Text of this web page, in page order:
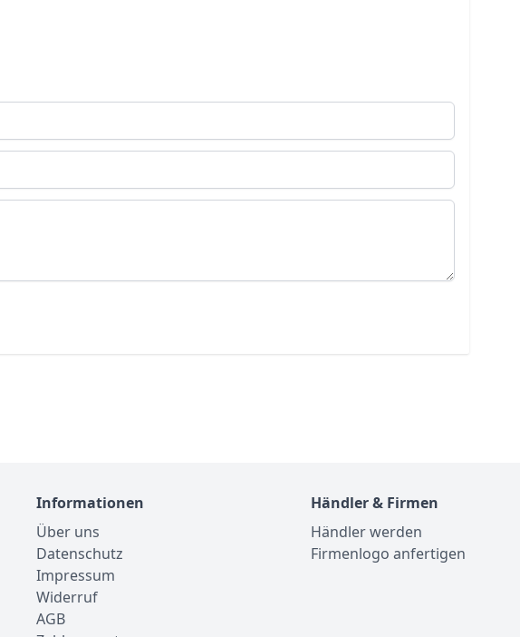
Informationen
Über uns
Datenschutz
Impressum
Widerruf
AGB
Händler & Firmen
Händler werden
Firmenlogo anfertigen